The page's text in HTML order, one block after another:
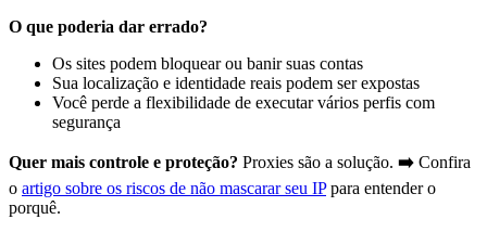
O que poderia dar errado?
Os sites podem bloquear ou banir suas contas
Sua localização e identidade reais podem ser expostas
Você perde a flexibilidade de executar vários perfis com
segurança
Quer mais controle e proteção? Proxies são a solução. ➡️ Confira
o artigo sobre os riscos de não mascarar seu IPpara entender o
porquê.